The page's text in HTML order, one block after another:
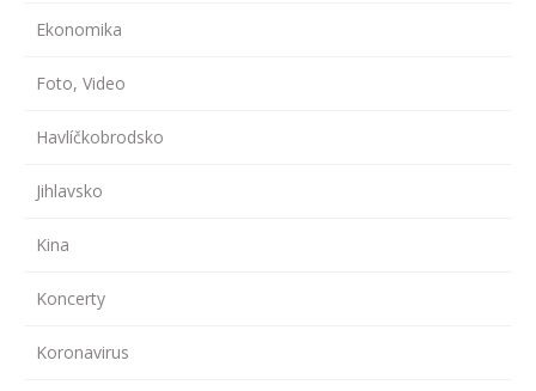
Ekonomika
Foto, Video
Havlíčkobrodsko
Jihlavsko
Kina
Koncerty
Koronavirus